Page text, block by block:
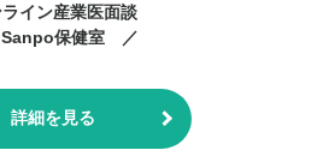
イン産業医面談
保健室 ／
詳細を見る